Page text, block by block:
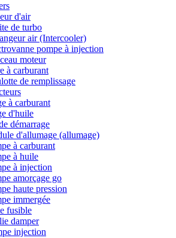
d'air
de turbo
air (Intercooler)
pompe à injection
moteur
à carburant
de remplissage
à carburant
d'huile
démarrage
d'allumage (allumage)
à carburant
à huile
à injection
amorçage go
haute pression
immergée
fusible
damper
injection